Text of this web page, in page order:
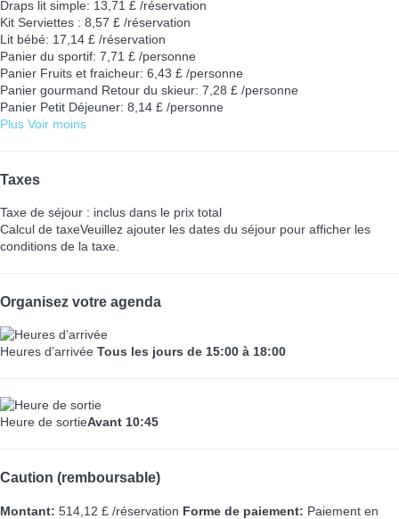
Draps lit simple: 13,71 £ /réservation
Kit Serviettes : 8,57 £ /réservation
Lit bébé: 17,14 £ /réservation
Panier du sportif: 7,71 £ /personne
Panier Fruits et fraicheur: 6,43 £ /personne
Panier gourmand Retour du skieur: 7,28 £ /personne
Panier Petit Déjeuner: 8,14 £ /personne
Plus Voir moins
Taxes
Taxe de séjour : inclus dans le prix total
Calcul de taxeVeuillez ajouter les dates du séjour pour afficher les
conditions de la taxe.
Organisez votre agenda
Heures d’arrivée Tous les jours de 15:00 à 18:00
Heure de sortieAvant 10:45
Caution (remboursable)
Montant: 514,12 £ /réservation Forme de paiement: Paiement en